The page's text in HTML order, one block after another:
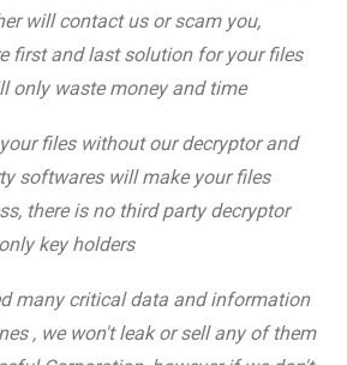
will contact us or scam you,
first and last solution for your files
only waste money and time
files without our decryptor and
softwares will make your files
there is no third party decryptor
key holders
many critical data and information
, we won't leak or sell any of them